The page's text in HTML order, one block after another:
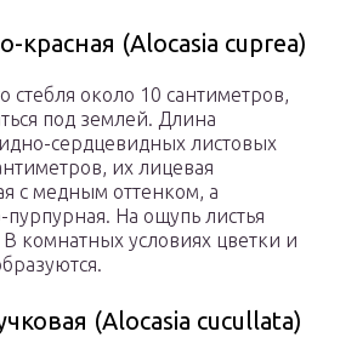
красная (Alocasia cuprea)
стебля около 10 сантиметров,
под землей. Длина
сердцевидных листовых
их лицевая
с медным оттенком, а
На ощупь листья
комнатных условиях цветки и
(Alocasia cucullata)